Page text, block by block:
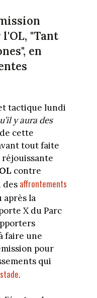
"Tant
en
tactique lundi
y aura des
cette
tout faite
contre
des affrontements
après la
X du Parc
faire une
pour
qui
.